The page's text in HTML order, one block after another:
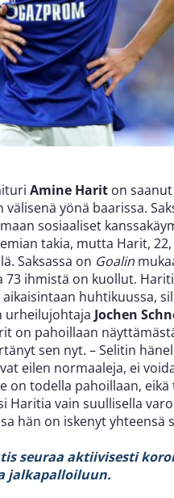
Amine Harit on
yönä baarissa.
sosiaaliset
takia, mutta Harit,
Saksassa on Goalin
ihmistä on kuollut.
huhtikuussa,
urheilujohtaja Jochen
on pahoillaan
sen nyt. – Selitin
eilen normaaleja, ei
on todella pahoillaan,
Haritia vain suullisella
hän on iskenyt
seuraa aktiivisesti
jalkapalloiluun.